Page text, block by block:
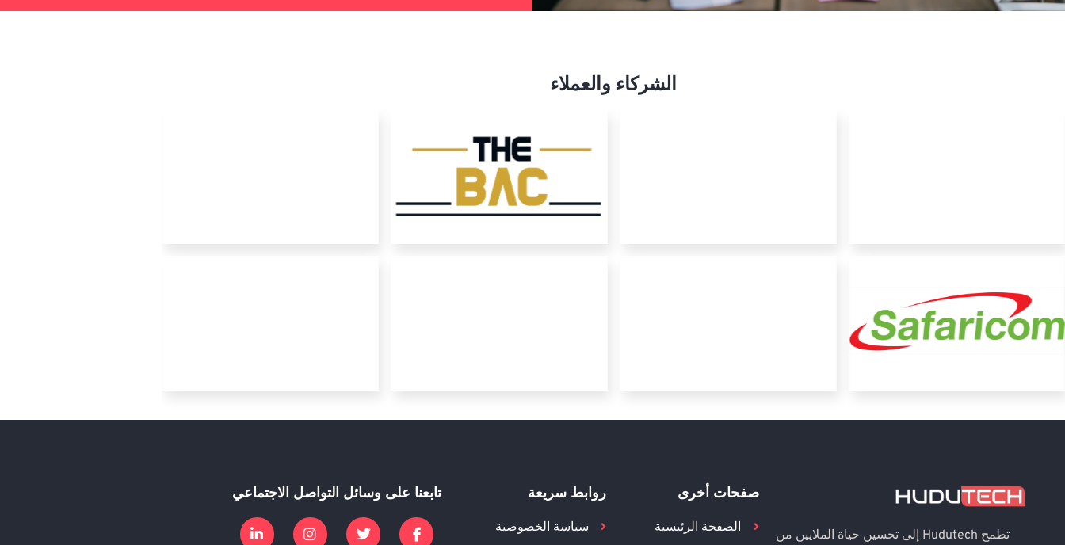
الشركاء والعملاء
تطمح Hudutech إلى تحسين حياة الملايين من
صفحات أخرى
الصفحة الرئيسية
روابط سريعة
سياسة الخصوصية
تابعنا على وسائل التواصل الاجتماعي